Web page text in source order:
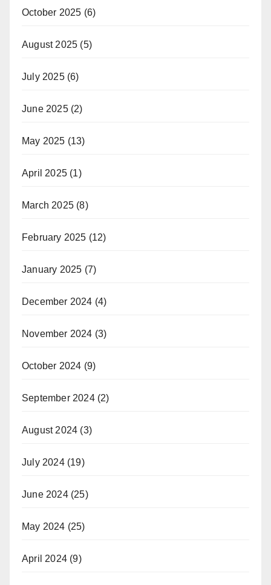
October 2025 (6)
August 2025 (5)
July 2025(6)
June 2025(2)
May 2025 (13)
April 2025 (1)
March 2025 (8)
February 2025 (12)
January 2025 (7)
December 2024 (4)
November 2024 (3)
October 2024 (9)
September 2024(2)
August 2024 (3)
July 2024(19)
June 2024(25)
May 2024 (25)
April 2024 (9)